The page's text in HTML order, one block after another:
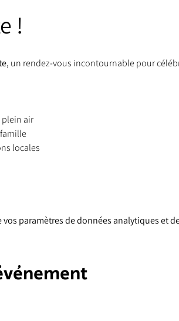
!
un rendez-vous incontournable pour
plein air
locales
paramètres de données analytiques et